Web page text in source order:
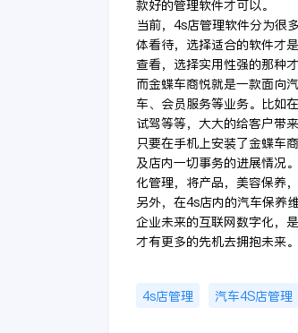
款好的管理软件才可以。
当前，4s店管理软件分为很
体看待，选择适合的软件才
查看，选择实用性强的那种才
而金蝶车商悦就是一款面向
车、会员服务等业务。比如
试驾等等，大大的给客户带来
只要在手机上安装了金蝶车
及店内一切事务的进展情况
化管理，将产品，美容保养
另外，在4s店内的汽车保养
企业未来的互联网数字化，
才有更多的先机去拥抱未来。
4s店管理 汽车4S店管理